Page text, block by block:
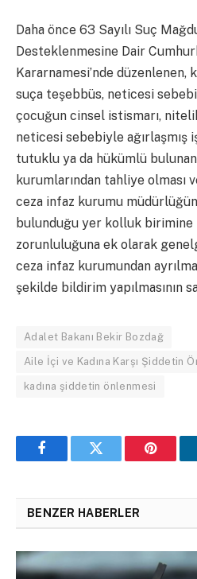
Daha önce 63 Sayılı Suç
Desteklenmesine Dair
Kararnamesi’nde
suça teşebbüs, neticesi
çocuğun cinsel istismarı,
neticesi sebebiyle ağırlaşmış
tutuklu ya da hükümlü
kurumlarından tahliye olması
ceza infaz kurumu
bulunduğu yer kolluk
zorunluluğuna ek olarak
ceza infaz kurumundan
şekilde bildirim yapılmasının
Adalet Bakanı Bekir Bozdağ
Aile İçi ve Kadına Karşı Şiddetin
kadına şiddetin önlenmesi
FacebookTwitter
BENZER HABERLER